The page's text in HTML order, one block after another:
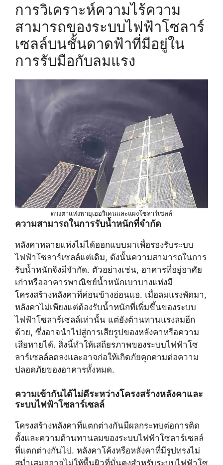
การวิเคราะห์ความไร้ความ
สามารถของระบบไฟฟ้าโซลาร์
เซลล์บนชั้นดาดฟ้าที่มีอยู่ใน
การรับมือกับลมแรง
ดวงตาแห่งพายุเฮอริเคนและแผงโซลาร์เซลล์
ความสามารถในการรับน้ำหนักที่จำกัด
หลังคาหลายแห่งไม่ได้ออกแบบมาเพื่อรองรับระบบ
ไฟฟ้าโซลาร์เซลล์แต่เดิม, ดังนั้นความสามารถในการ
รับน้ำหนักจึงมีจำกัด. ตัวอย่างเช่น, อาคารที่อยู่อาศัย
เก่าหรืออาคารพาณิชย์น้ำหนักเบาบางแห่งมี
โครงสร้างหลังคาที่ค่อนข้างอ่อนแอ. เมื่อลมแรงพัดมา,
หลังคาไม่เพียงแต่ต้องรับน้ำหนักที่เพิ่มขึ้นของระบบ
ไฟฟ้าโซลาร์เซลล์เท่านั้น แต่ยังต้านทานแรงลมอีก
ด้วย, ซึ่งอาจนำไปสู่การเสียรูปของหลังคาหรือความ
เสียหายได้. สิ่งนี้ทำให้เสถียรภาพของระบบไฟฟ้าโซ
ลาร์เซลล์ลดลงและอาจก่อให้เกิดภัยคุกคามต่อความ
ปลอดภัยของอาคารทั้งหมด.
ความเข้ากันได้ไม่ดีระหว่างโครงสร้างหลังคาและ
ระบบไฟฟ้าโซลาร์เซลล์
โครงสร้างหลังคาที่แตกต่างกันมีผลกระทบต่อการติด
ตั้งและความต้านทานลมของระบบไฟฟ้าโซลาร์เซลล์
ที่แตกต่างกันไป. หลังคาโค้งหรือหลังคาที่มีรูปทรงไม่
สม่ำเสมออาจไม่ให้พื้นผิวที่มั่นคงสำหรับระบบไฟฟ้าโซ